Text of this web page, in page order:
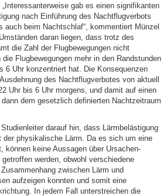
gab es einen signifikanten
nach Einführung des Nachtflugverbots
auch beim Nachtschlaf“, kommentiert Münzel
daran liegen, dass trotz des
die Zahl der Flugbewegungen nicht
Flugbewegungen mehr in den Randstunden
6 Uhr konzentriert hat. Die Konsequenzen
des Nachtflugverbotes von aktuell
Uhr bis 6 Uhr morgens, und damit auf einen
dem gesetzlich definierten Nachtzeitraum
darauf hin, dass Lärmbelästigung
der physikalische Lärm. Da es sich um eine
können keine Aussagen über Ursachen-
werden, obwohl verschiedene
zwischen Lärm und
aufzeigen konnten und somit eine
In jedem Fall unterstreichen die